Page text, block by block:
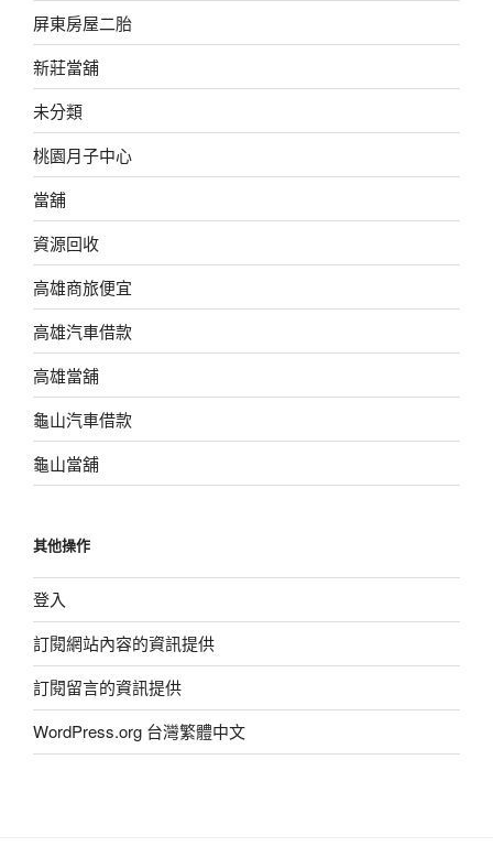
屏東房屋二胎
新莊當舖
未分類
桃園月子中心
當舖
資源回收
高雄商旅便宜
高雄汽車借款
高雄當舖
龜山汽車借款
龜山當舖
其他操作
登入
訂閱網站內容的資訊提供
訂閱留言的資訊提供
WordPress.org 台灣繁體中文